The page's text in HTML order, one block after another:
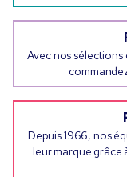
Avec nos
Depuis 1966, nos
leur marque grâce